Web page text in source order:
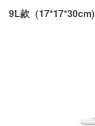
9L款（17*17*30cm)